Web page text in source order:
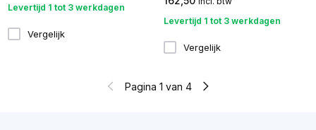
Levertijd 1 tot 3 werkdagen
Vergelijk
Levertijd 1 tot 3 werkdagen
Vergelijk
Pagina 1 van 4